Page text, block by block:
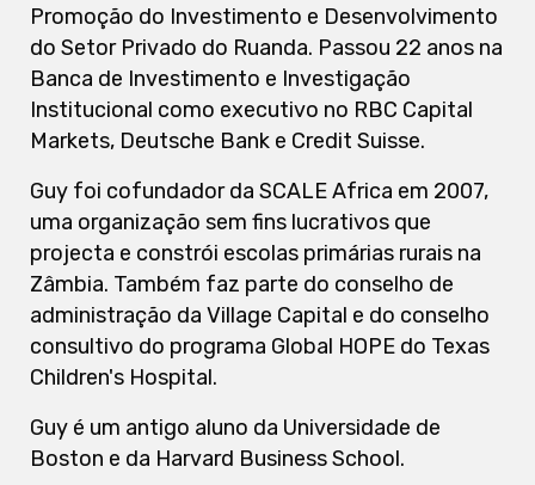
Promoção do Investimento e Desenvolvimento
do Setor Privado do Ruanda. Passou 22 anos na
Banca de Investimento e Investigação
Institucional como executivo no RBC Capital
Markets, Deutsche Bank e Credit Suisse.
Guy foi cofundador da SCALE Africa em 2007,
uma organização sem fins lucrativos que
projecta e constrói escolas primárias rurais na
Zâmbia. Também faz parte do conselho de
administração da Village Capital e do conselho
consultivo do programa Global HOPE do Texas
Children's Hospital.
Guy é um antigo aluno da Universidade de
Boston e da Harvard Business School.